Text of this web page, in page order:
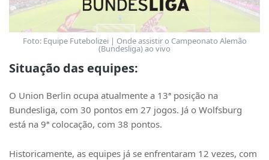
Foto: Equipe Futebolizei | Onde assistir o Campeonato Alemão
(Bundesliga) ao vivo
Situação das equipes:
O Union Berlin ocupa atualmente a 13ª posição na
Bundesliga, com 30 pontos em 27 jogos. Já o Wolfsburg
está na 9ª colocação, com 38 pontos.
Historicamente, as equipes já se enfrentaram 12 vezes, com